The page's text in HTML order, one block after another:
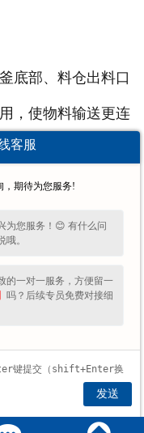
部、料仓出料口
，使物料输送更连
成积存死角，便于
。
碳钢或不锈钢，适
尺寸精准，装配便
径的椎体封头，满
。
上一条：河北球形封头受力均匀，适合压力相对较高的容器
下一条：河北Q345R椭圆封头强度稳定，适配压力容器使用
客服
，期待为您服务!
为您服务！😊 有什么问
哦。
的一对一服务，方便留一
吗？后续专员免费对接细
发送